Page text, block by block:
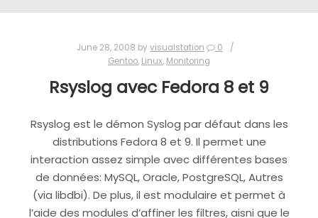
June 28, 2008 by visualstation
0
Gentoo, Linux, Monitoring
Rsyslog avec Fedora 8 et 9
Rsyslog est le démon Syslog par défaut dans les
distributions Fedora 8 et 9. Il permet une
interaction assez simple avec différentes bases
de données: MySQL, Oracle, PostgreSQL, Autres
(via libdbi). De plus, il est modulaire et permet à
l’aide des modules d’affiner les filtres, aisni que le